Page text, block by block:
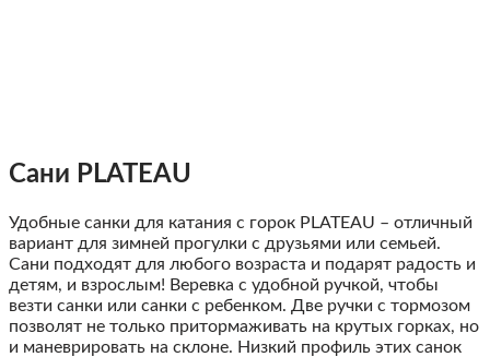
Сани PLATEAU
Удобные санки для катания с горок PLATEAU – отличный
вариант для зимней прогулки с друзьями или семьей.
Сани подходят для любого возраста и подарят радость и
детям, и взрослым! Веревка с удобной ручкой, чтобы
везти санки или санки с ребенком. Две ручки с тормозом
позволят не только притормаживать на крутых горках, но
и маневрировать на склоне. Низкий профиль этих санок